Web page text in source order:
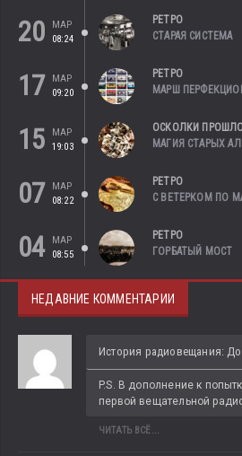
20
МАР
08:24
РЕТРО
СТАРАЯ СИСТЕМА
17
МАР
09:20
РЕТРО
МАРШ
15
МАР
19:03
ОСКОЛКИ
МАГИЯ СТАРЫХ
07
МАР
08:22
РЕТРО
С ВЕТЕРКОМ ПО
04
МАР
08:55
РЕТРО
ГОРБАТЫЙ МОСТ
НЕДАВНИЕ КОММЕНТАРИИ
История радиовещания:
P.S. В дополнение к
первой вещательной
ЧИТАТЬ ВСЁ...